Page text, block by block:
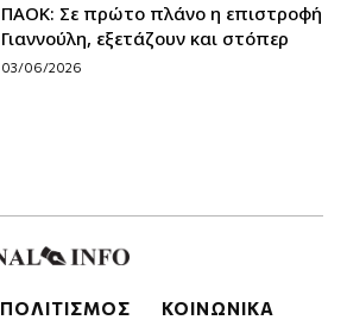
ΠΑΟΚ: Σε πρώτο πλάνο η επιστροφή
Γιαννούλη, εξετάζουν και στόπερ
03/06/2026
ΠΟΛΙΤΙΣΜΟΣ ΚΟΙΝΩΝΙΚΑ